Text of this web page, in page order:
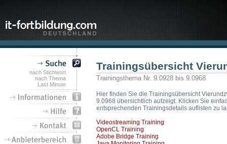
nach Stichwort
nach Thema
Last Minute
Trainingsübersicht
Trainingsthema Nr. 9.0928 bis 9.0968
Hier finden Sie die Trainingsübersicht
9.0968 übersichtlich aufzeigt. Klicken Sie
entsprechenden Trainingsdetails auflisten zu
Videostreaming Training
OpenCL Training
Adobe Bridge Training